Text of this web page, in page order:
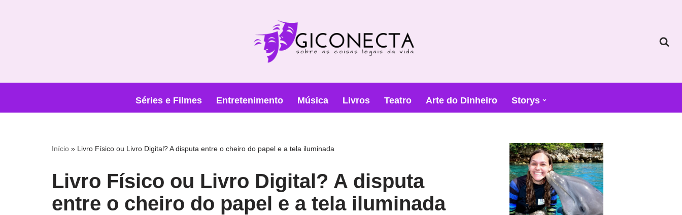
Séries e Filmes Entretenimento Música Livros Teatro Arte do Dinheiro Storys
Início » Livro Físico ou Livro Digital? A disputa entre o cheiro do papel e a tela iluminada
Livro Físico ou Livro Digital? A disputa
entre o cheiro do papel e a tela iluminada